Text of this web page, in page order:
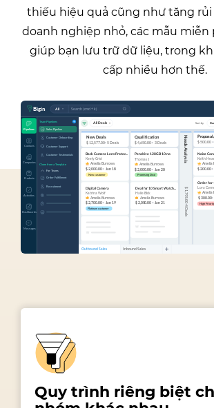
thiếu hiệu quả cũng như tăng rủi
doanh nghiệp nhỏ, các mẫu miễn
giúp bạn lưu trữ dữ liệu, trong
cấp nhiều hơn thế.
Quy trình riêng biệt